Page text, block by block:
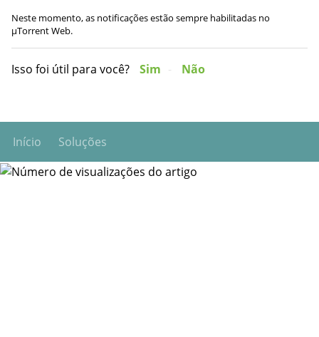
Neste momento, as notificações estão sempre habilitadas no
µTorrent Web.
Isso foi útil para você? Sim Não
Início Soluções